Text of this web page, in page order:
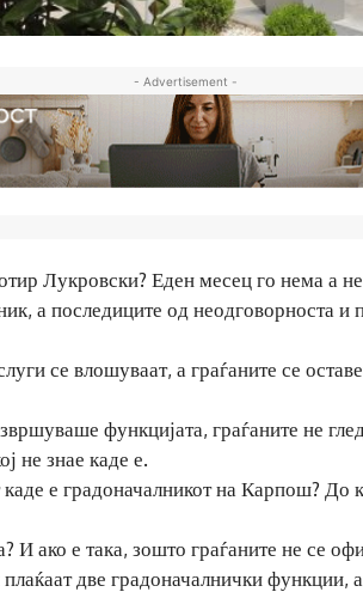
- Advertisement -
Лукровски? Еден месец го нема а
а последиците од неодговорноста
се влошуваат, а граѓаните се
функцијата, граѓаните не
не знае каде е.
е градоначалникот на Карпош? До
И ако е така, зошто граѓаните не се
две градоначалнички функции,